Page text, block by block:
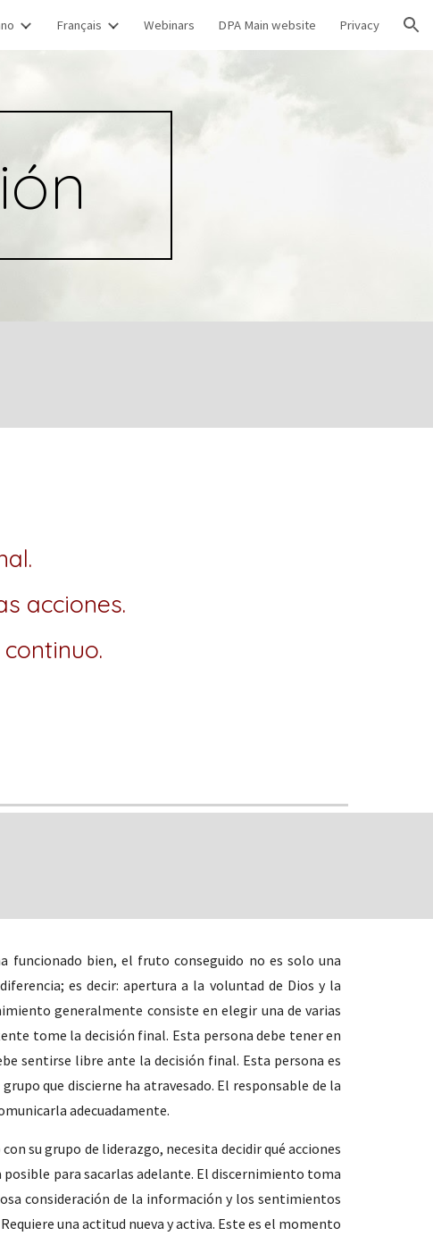
Français Webinars DPA Main website Privacy
acciones.
funcionado bien, el fruto conseguido no es solo una
es decir: apertura a la voluntad de Dios y la
generalmente consiste en elegir una de varias
tome la decisión final. Esta persona debe tener en
sentirse libre ante la decisión final. Esta persona es
que discierne ha atravesado. El responsable de la
adecuadamente.
su grupo de liderazgo, necesita decidir qué acciones
para sacarlas adelante. El discernimiento toma
consideración de la información y los sentimientos
una actitud nueva y activa. Este es el momento